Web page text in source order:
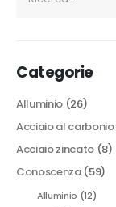
Categorie
Alluminio (26)
Acciaio al carbonio
Acciaio zincato (8)
Conoscenza(59)
Alluminio (12)